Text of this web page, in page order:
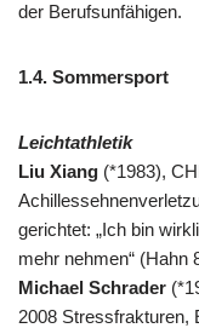
der Berufsunfähigen.
1.4. Sommersport
Leichtathletik
Liu Xiang (*1983),
gerichtet: „Ich bin
mehr nehmen“ (Hahn
Michael Schrader
2008 Stressfrakturen,